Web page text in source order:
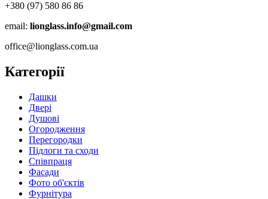
+380 (97) 580 86 86
email: lionglass.info@gmail.com
office@lionglass.com.ua
Категорії
Дашки
Двері
Душові
Огородження
Перегородки
Підлоги та сходи
Співпраця
Фасади
Фото об'єктів
Фурнітура